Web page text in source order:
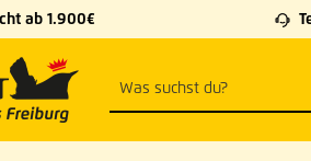
springen
ab 1.900€